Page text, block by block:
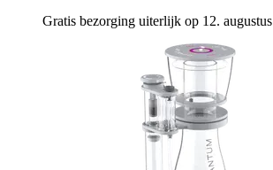
Gratis bezorging uiterlijk op 12. augustus